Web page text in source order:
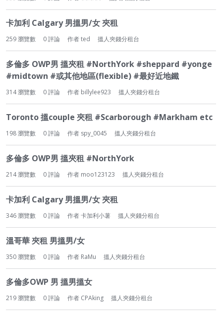
卡加利 Calgary 男搵男/女 夾租
259瀏覽數 0評論 作者ted 搵人夾錢分租台
多倫多 OWP男 搵夾租 #NorthYork #sheppard #yonge
#midtown #或其他地區(flexible) #最好近地鐵
314瀏覽數 0評論 作者 billylee923 搵人夾錢分租台
Toronto 搵couple 夾租 #Scarborough #Markham etc
198瀏覽數 0評論 作者 spy_0045 搵人夾錢分租台
多倫多 OWP男 搵夾租 #NorthYork
214瀏覽數 0評論 作者 moo123123 搵人夾錢分租台
卡加利 Calgary 男搵男/女 夾租
346瀏覽數 0評論 作者卡加利小薯 搵人夾錢分租台
溫哥華 夾租 男搵男/女
350瀏覽數 0評論 作者 RaMu 搵人夾錢分租台
多倫多OWP 男 搵男搵女
219瀏覽數 0評論 作者 CPAking 搵人夾錢分租台